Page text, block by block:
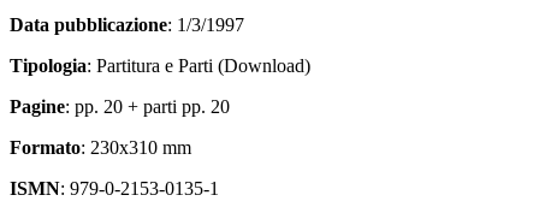
Data pubblicazione: 1/3/1997
Tipologia: Partitura e Parti (Download)
Pagine: pp. 20 + parti pp. 20
Formato: 230x310 mm
ISMN: 979-0-2153-0135-1